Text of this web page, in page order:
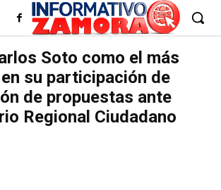
Soto como el más
su participación de
de propuestas ante
Regional Ciudadano